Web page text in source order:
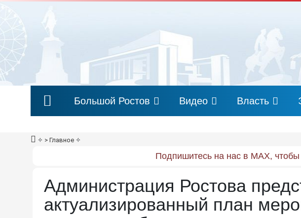
Большой Ростов Видео Власть
✧ > Главное ✧
Подпишитесь на нас в MAX,
Администрация Ростова
актуализированный план